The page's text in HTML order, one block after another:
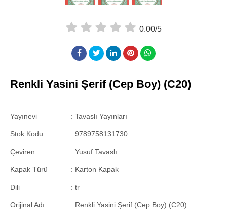
0.00/5
Renkli Yasini Şerif (Cep Boy) (C20)
Yayınevi : Tavaslı Yayınları
Stok Kodu : 9789758131730
Çeviren : Yusuf Tavaslı
Kapak Türü : Karton Kapak
Dili : tr
Orijinal Adı : Renkli Yasini Şerif (Cep Boy) (C20)